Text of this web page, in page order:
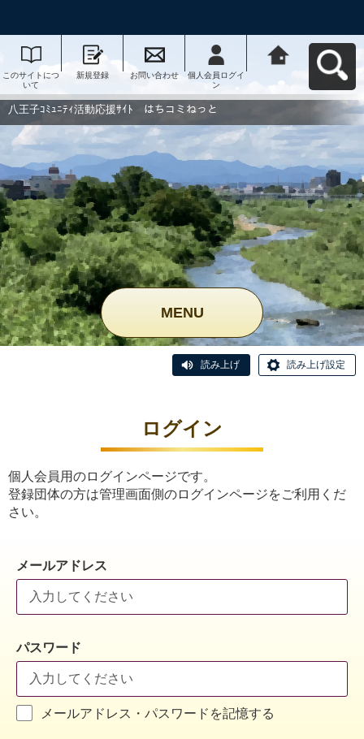
このサイトにつ
いて
新規登録 お問い合わせ
個人会員ログイ
ン
動応援ｻｲﾄ はち
コミねっとへ戻
八王子ｺﾐｭﾆﾃｨ活動応援ｻｲﾄ はちコミねっと
MENU
読み上げ 読み上げ設定
ログイン
個人会員用のログインページです。
登録団体の方は管理画面側のログインページをご利用くだ
さい。
メールアドレス
パスワード
メールアドレス・パスワードを記憶する